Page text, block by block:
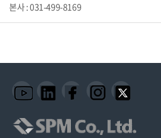
본사 : 031-499-8169